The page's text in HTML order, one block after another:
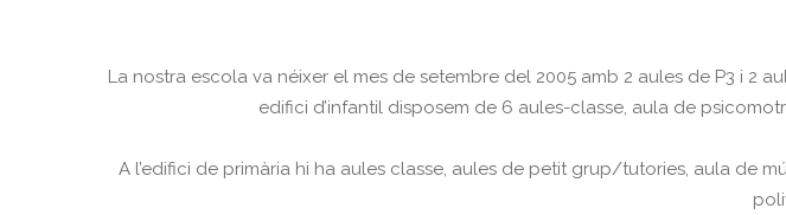
La nostra escola va néixer el mes de setembre del 2005 amb 2 aules de P3 i 2
edifici d’infantil disposem de 6 aules-classe, aula de
A l’edifici de primària hi ha aules classe, aules de petit grup/tutories, aula de